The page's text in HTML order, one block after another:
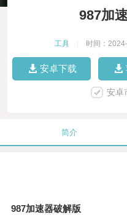
987加
工具 时间：
安卓下载
安卓
简介
987加速器破解版